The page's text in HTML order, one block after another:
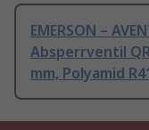
EMERSON –
Absperrventil
mm, Polyamid